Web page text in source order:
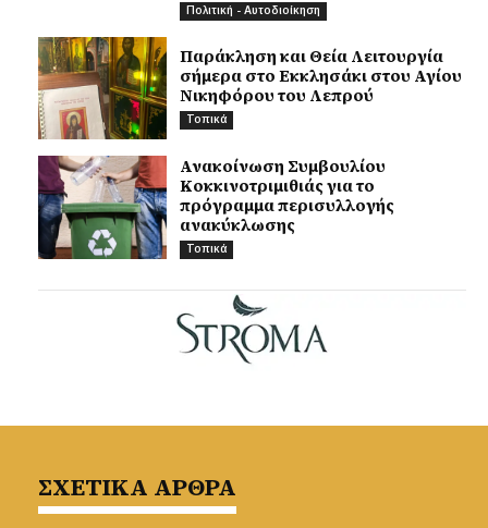
Πολιτική - Αυτοδιοίκηση
Παράκληση και Θεία Λειτουργία
σήμερα στο Εκκλησάκι στου Αγίου
Νικηφόρου του Λεπρού
Τοπικά
Ανακοίνωση Συμβουλίου
Κοκκινοτριμιθιάς για το
πρόγραμμα περισυλλογής
ανακύκλωσης
Τοπικά
ΣΧΕΤΙΚΑ ΑΡΘΡΑ